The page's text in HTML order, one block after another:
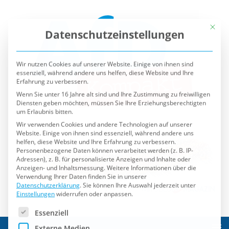
Wir nutzen Cookies auf unserer Website. Einige von ihnen sind
essenziell, während andere uns helfen, diese Website und Ihre
Erfahrung zu verbessern.
Wenn Sie unter 16 Jahre alt sind und Ihre Zustimmung zu freiwilligen
Diensten geben möchten, müssen Sie Ihre Erziehungsberechtigten
um Erlaubnis bitten.
Wir verwenden Cookies und andere Technologien auf unserer
Website. Einige von ihnen sind essenziell, während andere uns
helfen, diese Website und Ihre Erfahrung zu verbessern.
Personenbezogene Daten können verarbeitet werden (z. B. IP-
Adressen), z. B. für personalisierte Anzeigen und Inhalte oder
Anzeigen- und Inhaltsmessung.Weitere Informationen über die
Verwendung Ihrer Daten finden Sie in unserer
Datenschutzerklärung. Sie können Ihre Auswahl jederzeit unter
Einstellungenwiderrufen oder anpassen.
Es folgt eine Liste der Service-Gruppen, für die eine
Externe Medien